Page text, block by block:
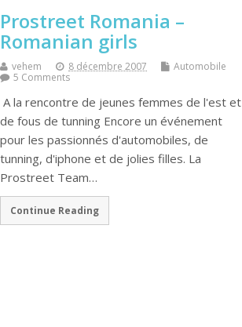
Prostreet Romania –
Romanian girls
vehem 8 décembre 2007
Automobile
5 Comments
A la rencontre de jeunes femmes de l'est et
de fous de tunning Encore un événement
pour les passionnés d'automobiles, de
tunning, d'iphone et de jolies filles. La
Prostreet Team…
Continue Reading